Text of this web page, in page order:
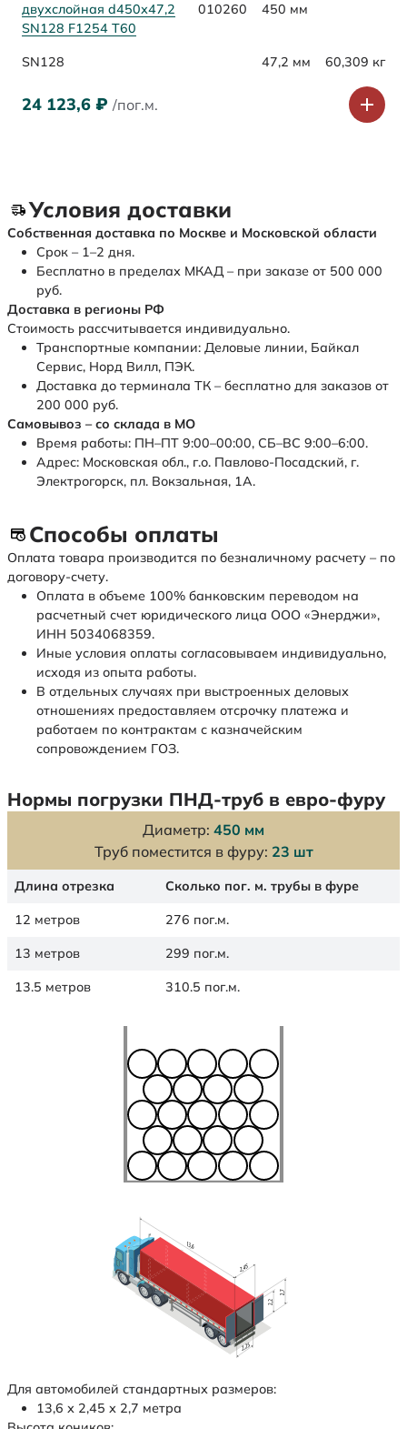
двухслойная d450х47,2
SN128 F1254 Т60
010260 450 мм
SN128 47,2 мм 60,309 кг
24 123,6 ₽ /пог.м.
Условия доставки
Собственная доставка по Москве и Московской области
Срок – 1–2 дня.
Бесплатно в пределах МКАД – при заказе от 500 000
руб.
Доставка в регионы РФ
Стоимость рассчитывается индивидуально.
Транспортные компании: Деловые линии, Байкал
Сервис, Норд Вилл, ПЭК.
Доставка до терминала ТК – бесплатно для заказов от
200 000 руб.
Самовывоз – со склада в МО
Время работы: ПН–ПТ 9:00–00:00, СБ–ВС 9:00–6:00.
Адрес: Московская обл., г.о. Павлово-Посадский, г.
Электрогорск, пл. Вокзальная, 1А.
Способы оплаты
Оплата товара производится по безналичному расчету – по
договору-счету.
Оплата в объеме 100% банковским переводом на
расчетный счет юридического лица ООО «Энерджи»,
ИНН 5034068359.
Иные условия оплаты согласовываем индивидуально,
исходя из опыта работы.
В отдельных случаях при выстроенных деловых
отношениях предоставляем отсрочку платежа и
работаем по контрактам с казначейским
сопровождением ГОЗ.
Нормы погрузки ПНД-труб в евро-фуру
Диаметр: 450 мм
Труб поместится в фуру: 23 шт
Длина отрезка Сколько пог. м. трубы в фуре
12 метров 276 пог.м.
13 метров 299 пог.м.
13.5 метров 310.5 пог.м.
Для автомобилей стандартных размеров:
13,6 х 2,45 х 2,7 метра